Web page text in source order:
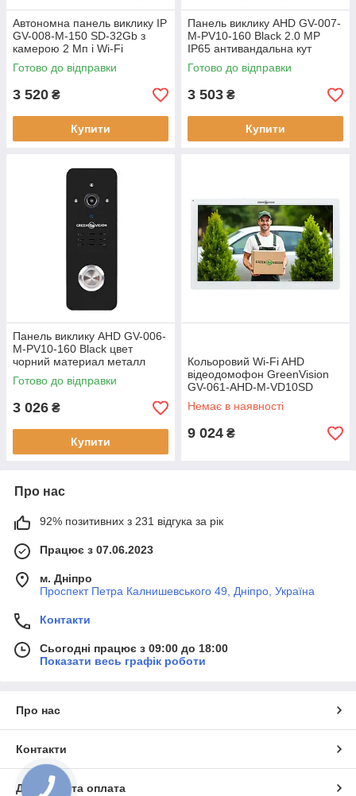
Автономна панель виклику IP
GV-008-M-150 SD-32Gb з
камерою 2 Мп і Wi-Fi
з'єднанням
Готово до відправки
3 520 ₴
Купити
Панель виклику AHD GV-007-
M-PV10-160 Black 2.0 MP
IP65 антивандальна кут
огляду 160
Готово до відправки
3 503 ₴
Купити
Панель виклику AHD GV-006-
M-PV10-160 Black цвет
чорний материал металл
угол обзора 160
Готово до відправки
3 026 ₴
Купити
Кольоровий Wi-Fi AHD
відеодомофон GreenVision
GV-061-AHD-M-VD10SD
Білий 10"
Немає в наявності
9 024 ₴
Про нас
92% позитивних з 231 відгука за рік
Працює з 07.06.2023
м. Дніпро
Проспект Петра Калнишевського 49, Дніпро, Україна
Контакти
Сьогодні працює з 09:00 до 18:00
Показати весь графік роботи
Про нас
Контакти
Доставка та оплата